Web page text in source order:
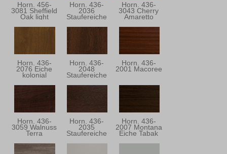
Horn. 456-
3081 Sheffield
Oak light
Horn. 436-
2036
Staufereiche
Horn. 436-
3043 Cherry
Amaretto
Horn. 436-
2076 Eiche
kolonial
Horn. 436-
2048
Staufereiche
Horn. 436-
2001 Macoree
Horn. 436-
3059 Walnuss
Terra
Horn. 436-
2035
Staufereiche
Horn. 436-
2007 Montana
Eiche Tabak